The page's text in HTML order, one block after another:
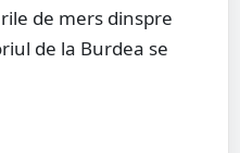
de mers dinspre
de la Burdea se